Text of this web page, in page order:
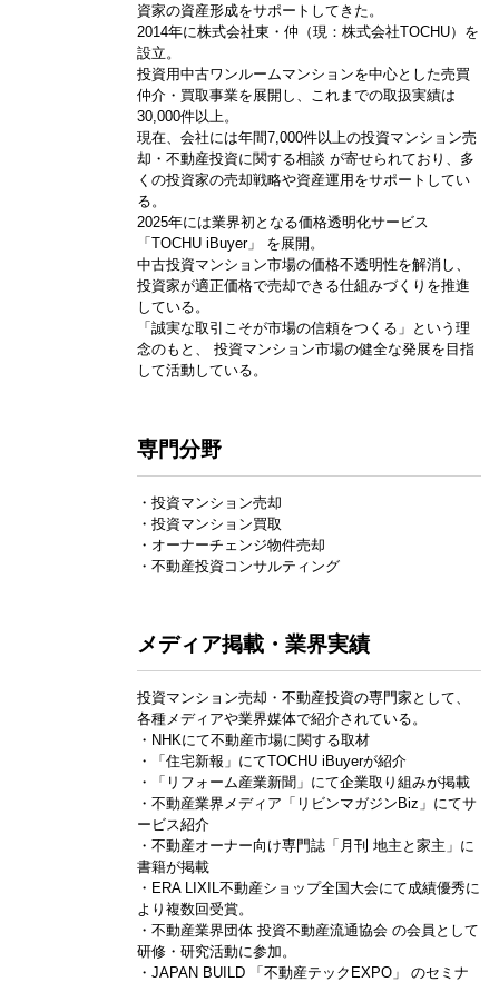
資家の資産形成をサポートしてきた。
2014年に株式会社東・仲（現：株式会社TOCHU）を
設立。
投資用中古ワンルームマンションを中心とした売買
仲介・買取事業を展開し、これまでの取扱実績は
30,000件以上。
現在、会社には年間7,000件以上の投資マンション売
却・不動産投資に関する相談 が寄せられており、多
くの投資家の売却戦略や資産運用をサポートしてい
る。
2025年には業界初となる価格透明化サービス
「TOCHU iBuyer」 を展開。
中古投資マンション市場の価格不透明性を解消し、
投資家が適正価格で売却できる仕組みづくりを推進
している。
「誠実な取引こそが市場の信頼をつくる」という理
念のもと、 投資マンション市場の健全な発展を目指
して活動している。
専門分野
・投資マンション売却
・投資マンション買取
・オーナーチェンジ物件売却
・不動産投資コンサルティング
メディア掲載・業界実績
投資マンション売却・不動産投資の専門家として、
各種メディアや業界媒体で紹介されている。
・NHKにて不動産市場に関する取材
・「住宅新報」にてTOCHU iBuyerが紹介
・「リフォーム産業新聞」にて企業取り組みが掲載
・不動産業界メディア「リビンマガジンBiz」にてサ
ービス紹介
・不動産オーナー向け専門誌「月刊 地主と家主」に
書籍が掲載
・ERA LIXIL不動産ショップ全国大会にて成績優秀に
より複数回受賞。
・不動産業界団体 投資不動産流通協会 の会員として
研修・研究活動に参加。
・JAPAN BUILD 「不動産テックEXPO」 のセミナ